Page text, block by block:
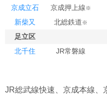
京成立石 京成押上線※
新柴又 北総鉄道※
足立区
北千住
JR常磐線
JR総武線快速、京成本線、